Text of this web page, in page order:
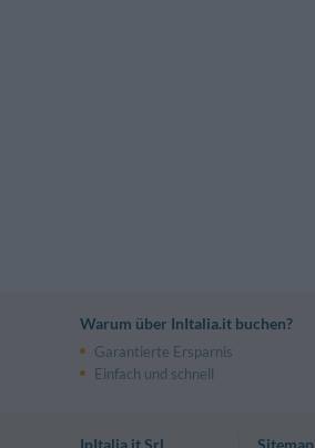
Warum über InItalia.it buchen?
Garantierte Ersparnis
Einfach und schnell
InItalia.it Srl Sitemap